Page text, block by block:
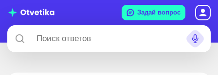
Задай вопрос